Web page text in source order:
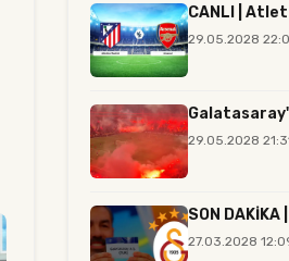
CANLI |
29.05.2028
29.05.2028
SON
27.03.2028